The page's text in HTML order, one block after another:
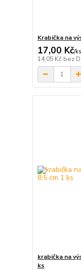
Krabička na
17,00 Kč/ks
14,05 Kč bez
krabička na
ks